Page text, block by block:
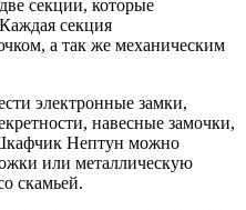
секции, которые
секция
а так же механическим
электронные замки,
навесные замочки,
Нептун можно
или металлическую
скамьей.